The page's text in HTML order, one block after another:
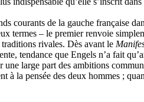
courants de la gauche française
termes – le premier renvoie
rivales. Dès avant le
tendance que Engels n’a fait
une large part des ambitions
à la pensée des deux hommes ;